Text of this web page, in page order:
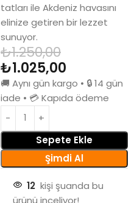
tatları ile Akdeniz havasını
elinize getiren bir lezzet
sunuyor.
₺1.250,00
₺1.025,00
🚚 Aynı gün kargo • 🔒 14 gün
iade • 💳 Kapıda ödeme
Sepete Ekle
Şimdi Al
12 kişi şuanda bu
ürünü inceliyor!